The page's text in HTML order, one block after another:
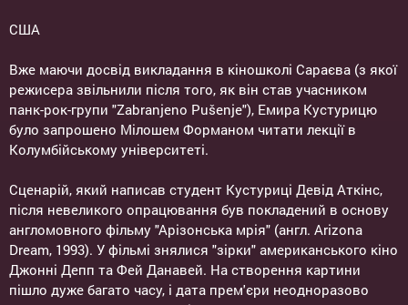
США
Вже маючи досвід викладання в кіношколі Сараєва (з якої
режисера звільнили після того, як він став учасником
панк-рок-групи "Zabranjeno Pušenje"), Емира Кустурицю
було запрошено Мілошем Форманом читати лекції в
Колумбійському університеті.
Сценарій, який написав студент Кустуриці Девід Аткінс,
після невеликого опрацювання був покладений в основу
англомовного фільму "Арізонська мрія" (англ. Arizona
Dream, 1993). У фільмі знялися "зірки" американського кіно
Джонні Депп та Фей Данавей. На створення картини
пішло дуже багато часу, і дата прем'єри неодноразово